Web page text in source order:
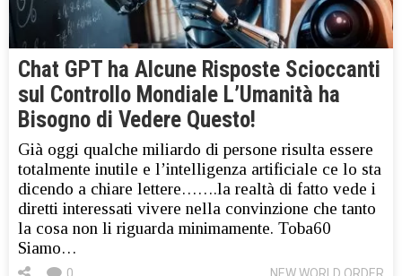
Chat GPT ha Alcune Risposte Scioccanti
sul Controllo Mondiale L’Umanità ha
Bisogno di Vedere Questo!
Già oggi qualche miliardo di persone risulta essere
totalmente inutile e l’intelligenza artificiale ce lo sta
dicendo a chiare lettere…….la realtà di fatto vede i
diretti interessati vivere nella convinzione che tanto
la cosa non li riguarda minimamente. Toba60
Siamo…
NEW WORLD ORDER
0